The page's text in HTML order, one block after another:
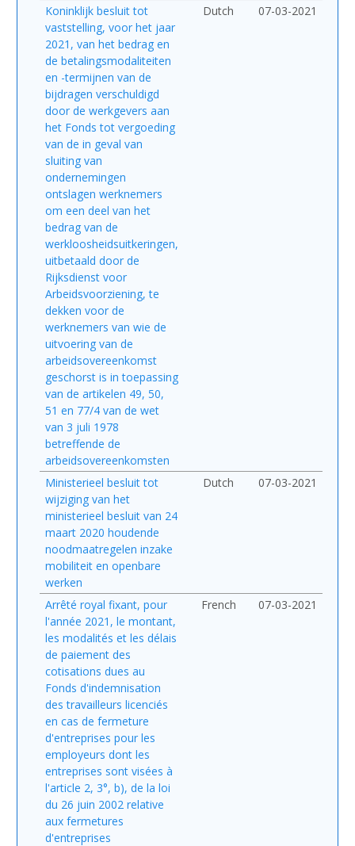
Koninklijk besluit tot
vaststelling, voor het jaar
2021, van het bedrag en
de betalingsmodaliteiten
en -termijnen van de
bijdragen verschuldigd
door de werkgevers aan
het Fonds tot vergoeding
van de in geval van
sluiting van
ondernemingen
ontslagen werknemers
om een deel van het
bedrag van de
werkloosheidsuitkeringen,
uitbetaald door de
Rijksdienst voor
Arbeidsvoorziening, te
dekken voor de
werknemers van wie de
uitvoering van de
arbeidsovereenkomst
geschorst is in toepassing
van de artikelen 49, 50,
51 en 77/4 van de wet
van 3 juli 1978
betreffende de
arbeidsovereenkomsten
Dutch 07-03-2021
Ministerieel besluit tot
wijziging van het
ministerieel besluit van 24
maart 2020 houdende
noodmaatregelen inzake
mobiliteit en openbare
werken
Dutch 07-03-2021
Arrêté royal fixant, pour
l'année 2021, le montant,
les modalités et les délais
de paiement des
cotisations dues au
Fonds d'indemnisation
des travailleurs licenciés
en cas de fermeture
d'entreprises pour les
employeurs dont les
entreprises sont visées à
l'article 2, 3°, b), de la loi
du 26 juin 2002 relative
aux fermetures
d'entreprises
French 07-03-2021